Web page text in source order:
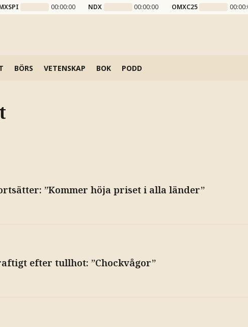
00:00:00 NDX 00:00:00 OMXC25
BÖRS VETENSKAP BOK PODD
”Kommer höja priset i alla länder”
efter tullhot: ”Chockvågor”